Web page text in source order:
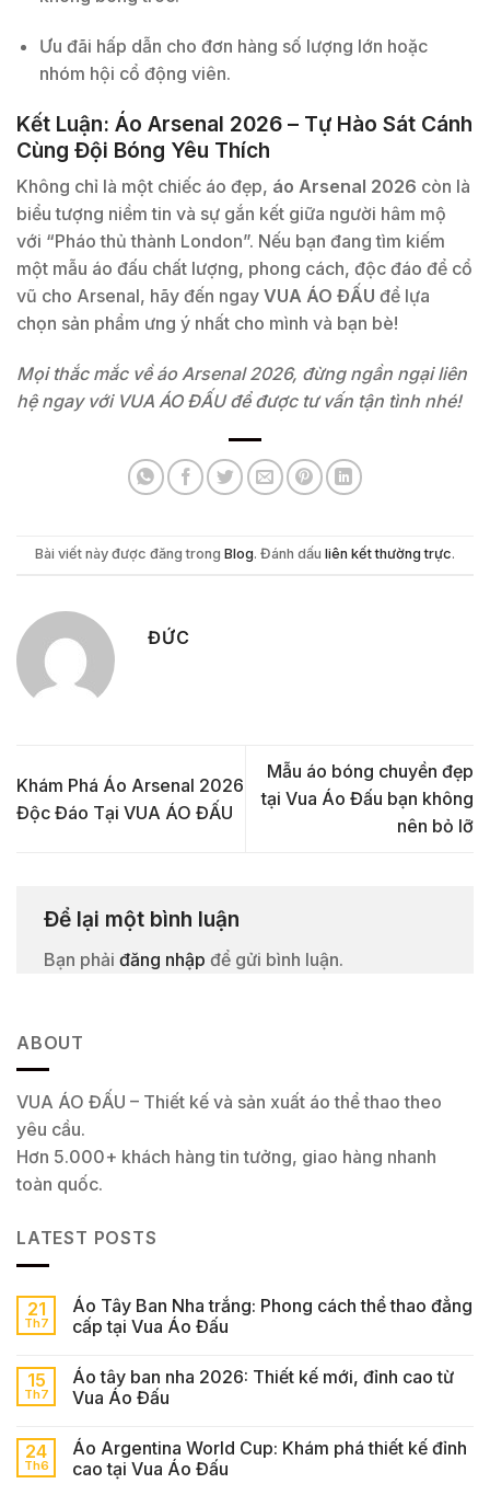
Ưu đãi hấp dẫn cho đơn hàng số lượng lớn hoặc
nhóm hội cổ động viên.
Kết Luận: Áo Arsenal 2026 – Tự Hào Sát Cánh
Cùng Đội Bóng Yêu Thích
Không chỉ là một chiếc áo đẹp, áo Arsenal 2026 còn là
biểu tượng niềm tin và sự gắn kết giữa người hâm mộ
với “Pháo thủ thành London”. Nếu bạn đang tìm kiếm
một mẫu áo đấu chất lượng, phong cách, độc đáo để cổ
vũ cho Arsenal, hãy đến ngay VUA ÁO ĐẤU để lựa
chọn sản phẩm ưng ý nhất cho mình và bạn bè!
Mọi thắc mắc về áo Arsenal 2026, đừng ngần ngại liên
hệ ngay với VUA ÁO ĐẤU để được tư vấn tận tình nhé!
Bài viết này được đăng trong Blog. Đánh dấu liên kết thường trực.
ĐỨC
Khám Phá Áo Arsenal 2026
Độc Đáo Tại VUA ÁO ĐẤU
Mẫu áo bóng chuyền đẹp
tại Vua Áo Đấu bạn không
nên bỏ lỡ
Để lại một bình luận
Bạn phải đăng nhập để gửi bình luận.
ABOUT
VUA ÁO ĐẤU – Thiết kế và sản xuất áo thể thao theo
yêu cầu.
Hơn 5.000+ khách hàng tin tưởng, giao hàng nhanh
toàn quốc.
LATEST POSTS
21
Th7
Áo Tây Ban Nha trắng: Phong cách thể thao đẳng
cấp tại Vua Áo Đấu
15
Th7
Áo tây ban nha 2026: Thiết kế mới, đỉnh cao từ
Vua Áo Đấu
24
Th6
Áo Argentina World Cup: Khám phá thiết kế đỉnh
cao tại Vua Áo Đấu